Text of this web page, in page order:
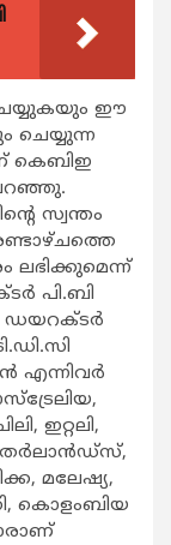
ഈ
കെബിഇ
സ്വന്തം
ലഭിക്കുമെന്ന്
പി.ബി
എന്നിവര്‍
ഇറ്റലി,
മലേഷ്യ,
കൊളംബിയ